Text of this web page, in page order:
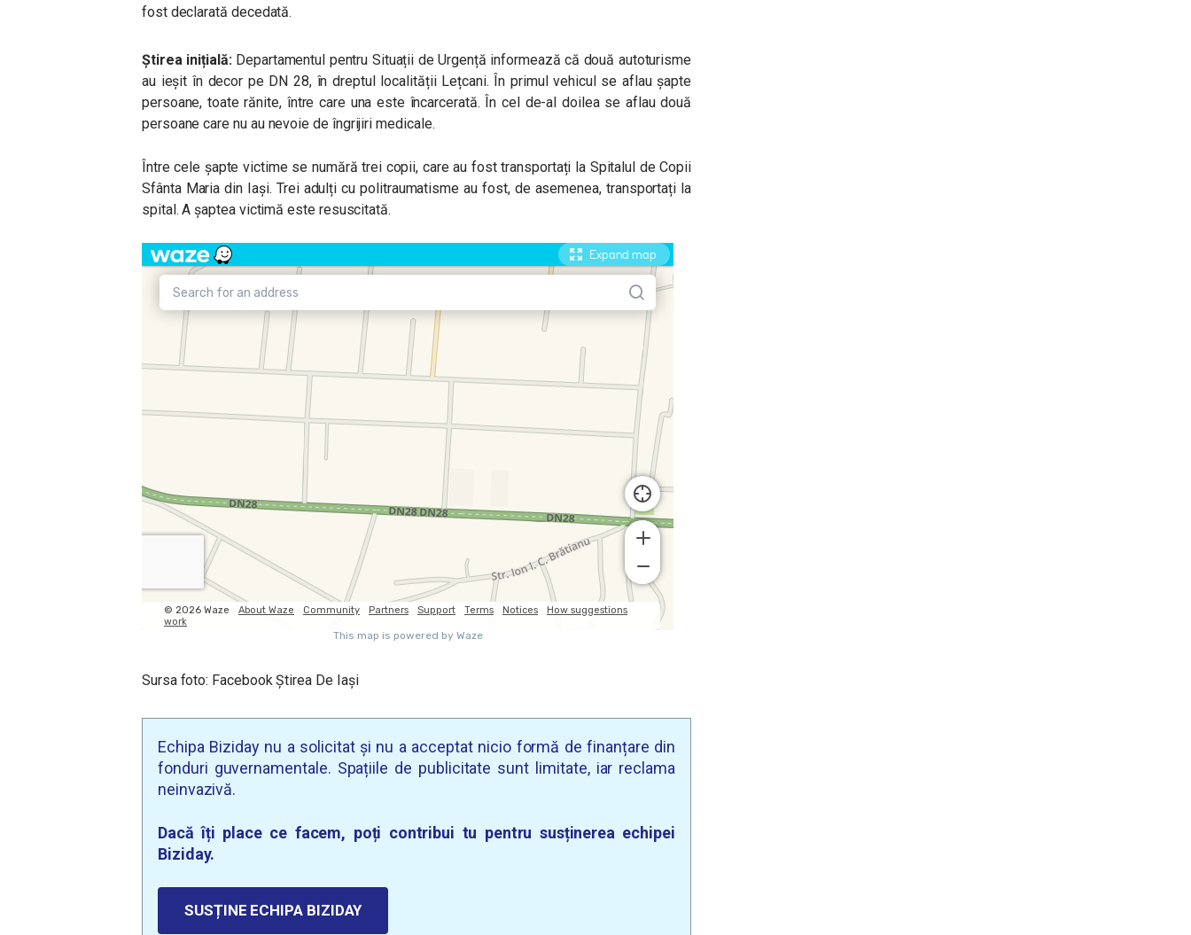
fost declarată decedată.
Știrea inițială: Departamentul pentru Situații de Urgență informează că două autoturisme
au ieșit în decor pe DN 28, în dreptul localității Lețcani. În primul vehicul se aflau șapte
persoane, toate rănite, între care una este încarcerată. În cel de-al doilea se aflau două
persoane care nu au nevoie de îngrijiri medicale.
Între cele șapte victime se numără trei copii, care au fost transportați la Spitalul de Copii
Sfânta Maria din Iași. Trei adulți cu politraumatisme au fost, de asemenea, transportați la
spital. A șaptea victimă este resuscitată.
Sursa foto: Facebook Știrea De Iași
Echipa Biziday nu a solicitat și nu a acceptat nicio formă de finanțare din
fonduri guvernamentale. Spațiile de publicitate sunt limitate, iar reclama
neinvazivă.
Dacă îți place ce facem, poți contribui tu pentru susținerea echipei
Biziday.
SUSȚINE ECHIPA BIZIDAY